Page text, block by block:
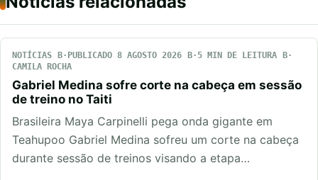
NOTÍCIAS PUBLICADO 8 AGOSTO 2026
5 MIN DE LEITURA
CAMILA ROCHA
Gabriel Medina sofre corte na cabeça em sessão
de treino no Taiti
Brasileira Maya Carpinelli pega onda gigante em
Teahupoo Gabriel Medina sofreu um corte na cabeça
durante sessão de treinos visando a etapa…